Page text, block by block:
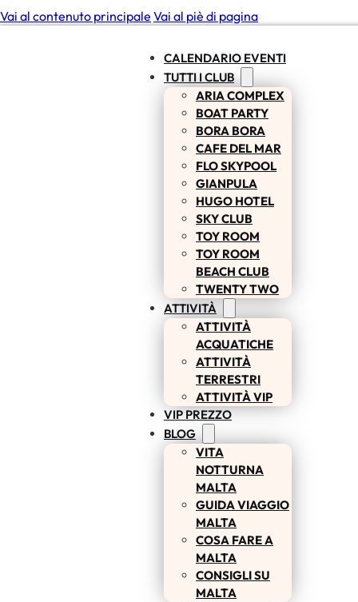
Vai al contenuto principale Vai al piè di pagina
CALENDARIO EVENTI
TUTTI I CLUB
ARIA COMPLEX
BOAT PARTY
BORA BORA
CAFE DEL MAR
FLO SKYPOOL
GIANPULA
HUGO HOTEL
SKY CLUB
TOY ROOM
TOY ROOM
BEACH CLUB
TWENTY TWO
ATTIVITÀ
ATTIVITÀ
ACQUATICHE
ATTIVITÀ
TERRESTRI
ATTIVITÀ VIP
VIP PREZZO
BLOG
VITA
NOTTURNA
MALTA
GUIDA VIAGGIO
MALTA
COSA FARE A
MALTA
CONSIGLI SU
MALTA